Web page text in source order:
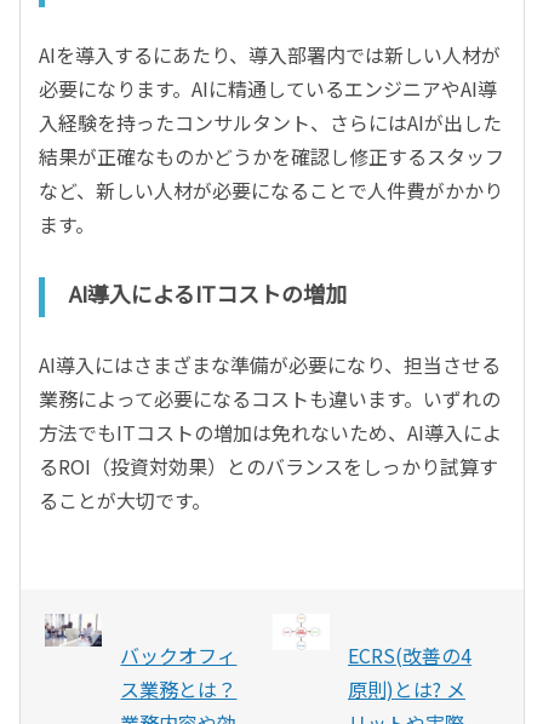
AIを導入するにあたり、導入部署内では新しい人材が
必要になります。AIに精通しているエンジニアやAI導
入経験を持ったコンサルタント、さらにはAIが出した
結果が正確なものかどうかを確認し修正するスタッフ
など、新しい人材が必要になることで人件費がかかり
ます。
AI導入によるITコストの増加
AI導入にはさまざまな準備が必要になり、担当させる
業務によって必要になるコストも違います。いずれの
方法でもITコストの増加は免れないため、AI導入によ
るROI（投資対効果）とのバランスをしっかり試算す
ることが大切です。
バックオフィ
ス業務とは？
ECRS(改善の4
原則)とは? メ